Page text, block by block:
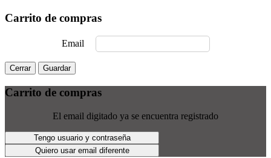
Carrito de compras
Email
Cerrar Guardar
Carrito de compras
El email digitado ya se encuentra registrado
Tengo usuario y contraseña
Quiero usar email diferente